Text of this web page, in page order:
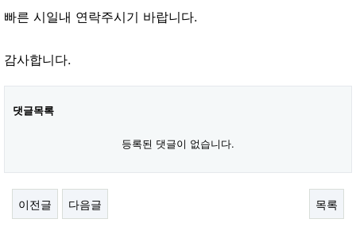
빠른 시일내 연락주시기 바랍니다.
감사합니다.
댓글목록
등록된 댓글이 없습니다.
이전글 다음글 목록